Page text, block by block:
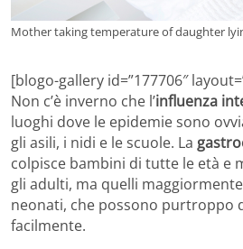
Mother taking temperature of daughter
[blogo-gallery id=”177706″
Non c’è inverno che l’influenza
luoghi dove le epidemie sono
gli asili, i nidi e le scuole. La
colpisce bambini di tutte le età e
gli adulti, ma quelli
neonati, che possono purtroppo
facilmente.